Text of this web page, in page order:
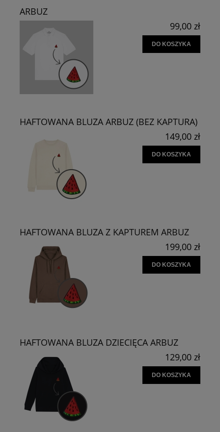
ARBUZ
99,00 zł
DO KOSZYKA
HAFTOWANA BLUZA ARBUZ (BEZ KAPTURA)
149,00 zł
DO KOSZYKA
HAFTOWANA BLUZA Z KAPTUREM ARBUZ
199,00 zł
DO KOSZYKA
HAFTOWANA BLUZA DZIECIĘCA ARBUZ
129,00 zł
DO KOSZYKA